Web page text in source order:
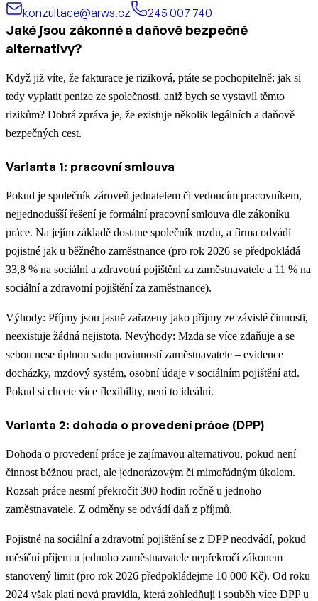
konzultace@arws.cz
245 007 740
Jaké jsou zákonné a daňově bezpečné
alternativy?
Když již víte, že fakturace je riziková, ptáte se pochopitelně: jak si
tedy vyplatit peníze ze společnosti, aniž bych se vystavil těmto
rizikům? Dobrá zpráva je, že existuje několik legálních a daňově
bezpečných cest.
Varianta 1: pracovní smlouva
Pokud je společník zároveň jednatelem či vedoucím pracovníkem,
nejjednodušší řešení je formální pracovní smlouva dle zákoníku
práce. Na jejím základě dostane společník mzdu, a firma odvádí
pojistné jak u běžného zaměstnance (pro rok 2026 se předpokládá
33,8 % na sociální a zdravotní pojištění za zaměstnavatele a 11 % na
sociální a zdravotní pojištění za zaměstnance).
Výhody: Příjmy jsou jasně zařazeny jako příjmy ze závislé činnosti,
neexistuje žádná nejistota. Nevýhody: Mzda se více zdaňuje a se
sebou nese úplnou sadu povinností zaměstnavatele – evidence
docházky, mzdový systém, osobní údaje v sociálním pojištění atd.
Pokud si chcete více flexibility, není to ideální.
Varianta 2: dohoda o provedení práce (DPP)
Dohoda o provedení práce je zajímavou alternativou, pokud není
činnost běžnou prací, ale jednorázovým či mimořádným úkolem.
Rozsah práce nesmí překročit 300 hodin ročně u jednoho
zaměstnavatele. Z odměny se odvádí daň z příjmů.
Pojistné na sociální a zdravotní pojištění se z DPP neodvádí, pokud
měsíční příjem u jednoho zaměstnavatele nepřekročí zákonem
stanovený limit (pro rok 2026 předpokládejme 10 000 Kč). Od roku
2024 však platí nová pravidla, která zohledňují i souběh více DPP u